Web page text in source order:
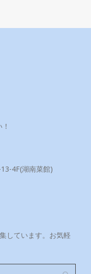
4F(湖南菜館)
しています。お気軽